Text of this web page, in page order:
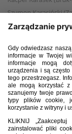
Szymon Karasiński
Maciej Kikolski (GKS
Michael Kostka
Antoni Kozubal (GKS
Marcel Krajewski
Jakub Lewicki
Kasjan Lipkowski
Wiktor Matyjewicz